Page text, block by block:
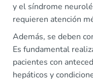
y el síndrome
requieren atención
Además, se deben
Es fundamental
pacientes con
hepáticos y